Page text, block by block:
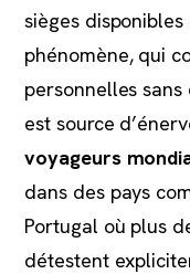
sièges
phénomène, qui
personnelles
est source
voyageurs
dans des pays
Portugal où plus
détestent